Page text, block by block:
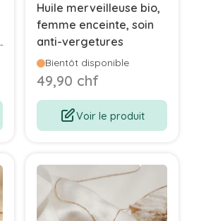
Huile merveilleuse bio,
femme enceinte, soin
anti-vergetures
Bientôt disponible
49,90 chf
Voir le produit